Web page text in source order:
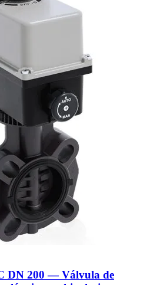
DN 200 — Válvula de